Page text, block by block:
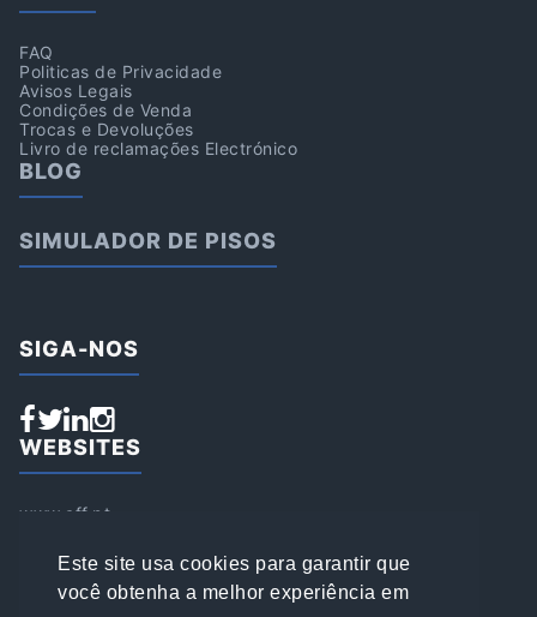
Este site usa cookies para garantir que
você obtenha a melhor experiência em
FAQ
Politicas de Privacidade
Avisos Legais
Condições de Venda
Trocas e Devoluções
Livro de reclamações Electrónico
BLOG
SIMULADOR DE PISOS
SIGA-NOS
WEBSITES
www.aff.pt
www.loja.affsports.pt
PESQUISAR